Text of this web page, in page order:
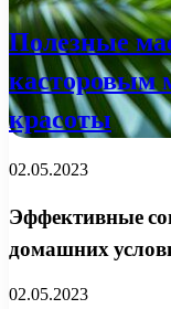
Полезные
касторовым
красоты
02.05.2023
Эффективные
домашних
02.05.2023